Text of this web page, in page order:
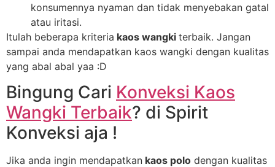
konsumennya nyaman dan tidak menyebakan gatal
atau iritasi.
Itulah beberapa kriteria kaos wangki terbaik. Jangan
sampai anda mendapatkan kaos wangki dengan kualitas
yang abal abal yaa :D
Bingung Cari Konveksi Kaos
Wangki Terbaik? di Spirit
Konveksi aja !
Jika anda ingin mendapatkan kaos polo dengan kualitas